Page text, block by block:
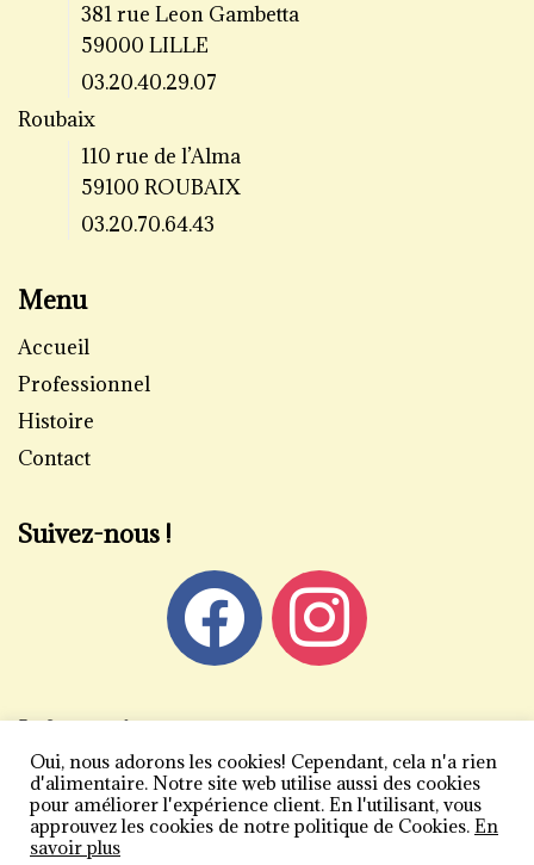
381 rue Leon Gambetta
59000 LILLE
03.20.40.29.07
Roubaix
110 rue de l’Alma
59100 ROUBAIX
03.20.70.64.43
Menu
Accueil
Professionnel
Histoire
Contact
Suivez-nous !
Informations
Mentions légales
Politique de confidentialité
Conditions générales de vente
Oui, nous adorons les cookies! Cependant, cela n'a rien
d'alimentaire. Notre site web utilise aussi des cookies
pour améliorer l'expérience client. En l'utilisant, vous
approuvez les cookies de notre politique de Cookies. En
savoir plus